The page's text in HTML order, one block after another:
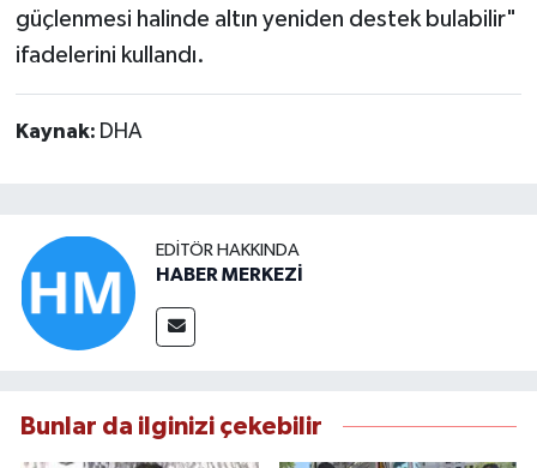
güçlenmesi halinde altın yeniden destek bulabilir"
ifadelerini kullandı.
Kaynak: DHA
EDITÖR HAKKINDA
HABER MERKEZİ
Bunlar da ilginizi çekebilir